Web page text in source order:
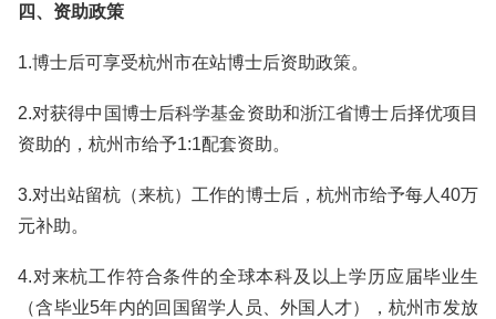
四、资助政策
1.博士后可享受杭州市在站博士后资助政策。
2.对获得中国博士后科学基金资助和浙江省博士后择优项目
资助的，杭州市给予1:1配套资助。
3.对出站留杭（来杭）工作的博士后，杭州市给予每人40万
元补助。
4.对来杭工作符合条件的全球本科及以上学历应届毕业生
（含毕业5年内的回国留学人员、外国人才），杭州市发放